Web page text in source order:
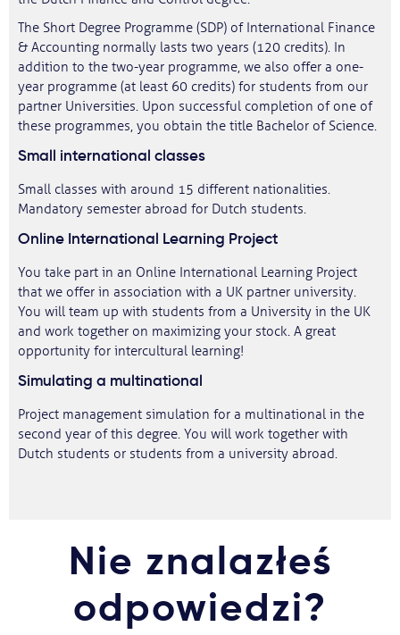
The Short Degree Programme (SDP) of International Finance
& Accounting normally lasts two years (120 credits). In
addition to the two-year programme, we also offer a one-
year programme (at least 60 credits) for students from our
partner Universities. Upon successful completion of one of
these programmes, you obtain the title Bachelor of Science.
Small international classes
Small classes with around 15 different nationalities.
Mandatory semester abroad for Dutch students.
Online International Learning Project
You take part in an Online International Learning Project
that we offer in association with a UK partner university.
You will team up with students from a University in the UK
and work together on maximizing your stock. A great
opportunity for intercultural learning!
Simulating a multinational
Project management simulation for a multinational in the
second year of this degree. You will work together with
Dutch students or students from a university abroad.
Nie znalazłeś
odpowiedzi?